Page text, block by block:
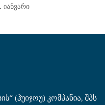
იანვარი
(ჰუიჯოუ) კომპანია, შპს